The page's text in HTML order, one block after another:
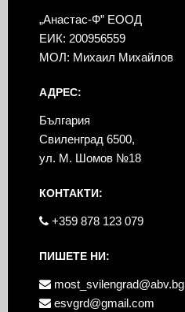
„Анастас-Ф” ЕООД
ЕИК: 200956559
МОЛ: Михаил Михайлов
АДРЕС:
България
Свиленград 6500,
ул. М. Шомов №18
КОНТАКТИ:
+359 878 123 079
ПИШЕТЕ НИ:
most_svilengrad@abv.bg
esvgrd@gmail.com